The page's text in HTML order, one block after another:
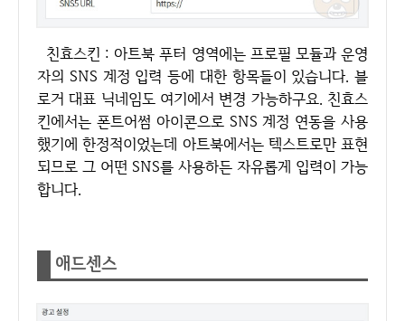
친효스킨 : 아트북 푸터 영역에는 프로필 모듈과 운영
자의 SNS 계정 입력 등에 대한 항목들이 있습니다. 블
로거 대표 닉네임도 여기에서 변경 가능하구요. 친효스
킨에서는 폰트어썸 아이콘으로 SNS 계정 연동을 사용
했기에 한정적이었는데 아트북에서는 텍스트로만 표현
되므로 그 어떤 SNS를 사용하든 자유롭게 입력이 가능
합니다.
애드센스